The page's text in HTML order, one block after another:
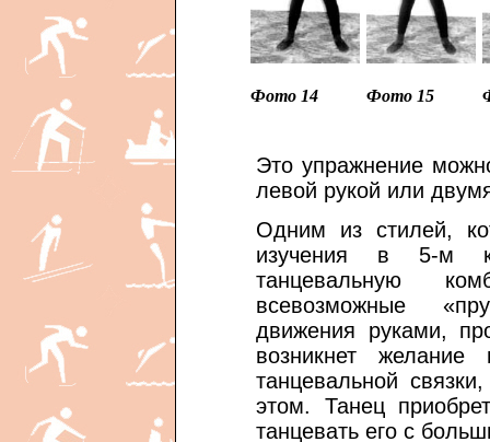
Фото 14 Фото 15
Это упражнение
левой рукой или
Одним из стилей,
изучения в 5-м
танцевальную
всевозможные
движения руками,
возникнет желание
танцевальной
этом. Танец
танцевать его с